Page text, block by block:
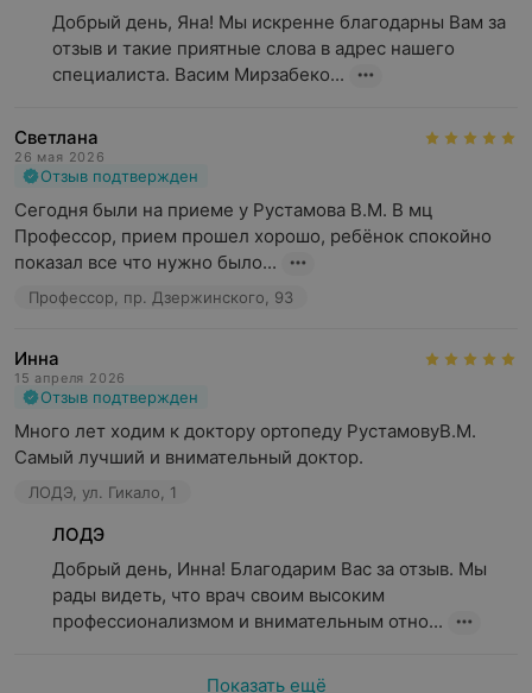
Добрый день, Яна! Мы искренне благодарны Вам за
отзыв и такие приятные слова в адрес нашего
специалиста. Васим Мирзабеко...
Светлана
26 мая 2026
Отзыв подтвержден
Сегодня были на приеме у Рустамова В.М. В мц
Профессор, прием прошел хорошо, ребёнок спокойно
показал все что нужно было...
Профессор, пр. Дзержинского, 93
Инна
15 апреля 2026
Отзыв подтвержден
Много лет ходим к доктору ортопеду РустамовуВ.М.
Самый лучший и внимательный доктор.
ЛОДЭ, ул. Гикало, 1
ЛОДЭ
Добрый день, Инна! Благодарим Вас за отзыв. Мы
рады видеть, что врач своим высоким
профессионализмом и внимательным отно...
Показать ещё